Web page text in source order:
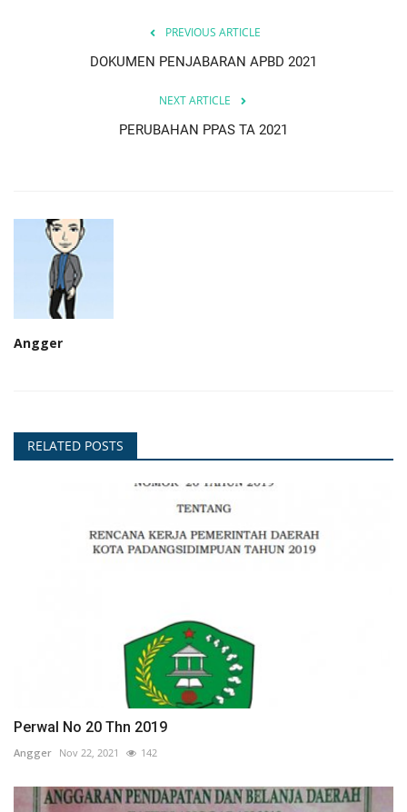
PREVIOUS ARTICLE
DOKUMEN PENJABARAN APBD 2021
NEXT ARTICLE
PERUBAHAN PPAS TA 2021
Angger
RELATED POSTS
Perwal No 20 Thn 2019
Angger Nov 22, 2021 142